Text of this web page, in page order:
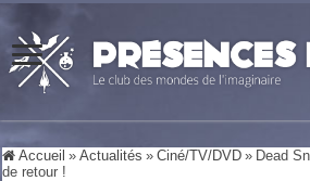
Accueil » Actualités » Ciné/TV/DVD » Dead
de retour !